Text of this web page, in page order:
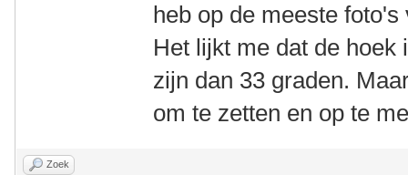
heb op de meeste
Het lijkt me dat de hoek
zijn dan 33 graden.
om te zetten en op te
Zoek